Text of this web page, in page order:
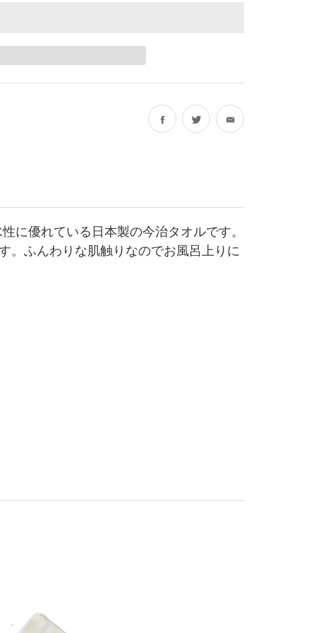
フ
ス
ブ
ッ
ツ
タ
ー
で
に優れている日本製の今治タオルです。
。ふんわりな肌触りなのでお風呂上りに